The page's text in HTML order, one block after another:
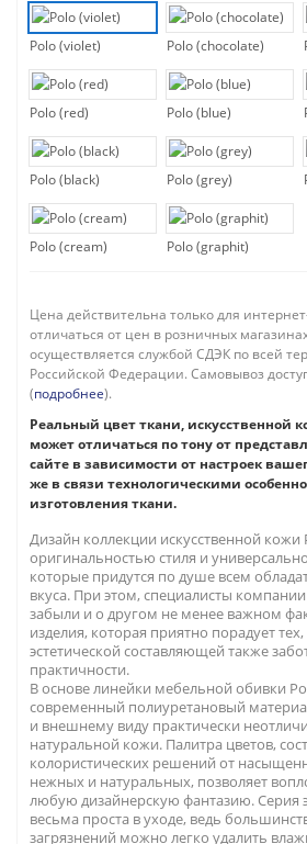
Polo (violet) Polo (chocolate)
Polo (red) Polo (blue)
Polo (black) Polo (grey)
Polo (cream) Polo (graphit)
Цена действительна только для
отличаться от цен в розничных
осуществляется службой СДЭК по всей
Российской Федерации. Самовывоз
(подробнее).
Реальный цвет ткани, искусственной
может отличаться по тону от
сайте в зависимости от настроек
же в связи технологическими
изготовления ткани.
Дизайн коллекции искусственной кожи
оригинальностью стиля и
которые придутся по душе всем
вкуса. При этом, специалисты
забыли и о другом не менее важном
изделия, которая приятно порадует
эстетической составляющей также
практичности.
В основе линейки мебельной обивки
современный полиуретановый
и внешнему виду практически
натуральной кожи. Палитра цветов,
колористических решений от
нежных и натуральных, позволяет
любую дизайнерскую фантазию. Серия
весьма проста в уходе, ведь
загрязнений можно легко удалить